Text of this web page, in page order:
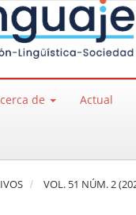
página
de Actual
VOL. 51 NÚM. 2